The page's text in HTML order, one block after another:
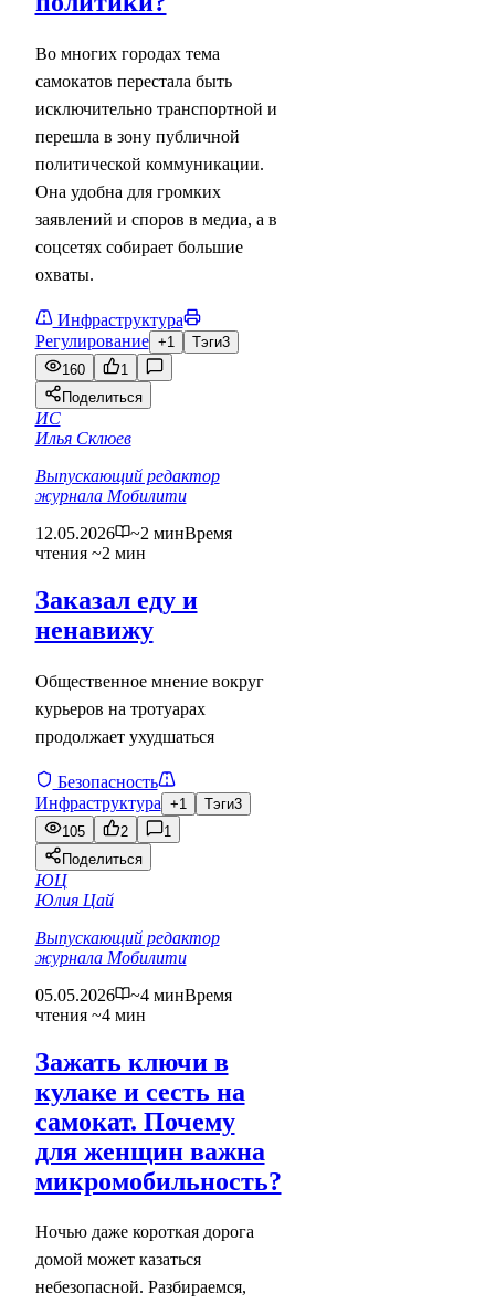
Во многих городах тема
самокатов перестала быть
исключительно транспортной и
перешла в зону публичной
политической коммуникации.
Она удобна для громких
заявлений и споров в медиа, а в
соцсетях собирает большие
охваты.
Инфраструктура
Регулирование +1 Тэги3
160
1
Поделиться
ИС
Илья Склюев
Выпускающий редактор
журнала Мобилити
12.05.2026
~2 минВремя
чтения ~2 мин
Заказал еду и
ненавижу
Общественное мнение вокруг
курьеров на тротуарах
продолжает ухудшаться
Безопасность
Инфраструктура +1 Тэги3
105
2
1
Поделиться
ЮЦ
Юлия Цай
Выпускающий редактор
журнала Мобилити
05.05.2026
~4 минВремя
чтения ~4 мин
Зажать ключи в
кулаке и сесть на
самокат. Почему
для женщин важна
микромобильность?
Ночью даже короткая дорога
домой может казаться
небезопасной. Разбираемся,